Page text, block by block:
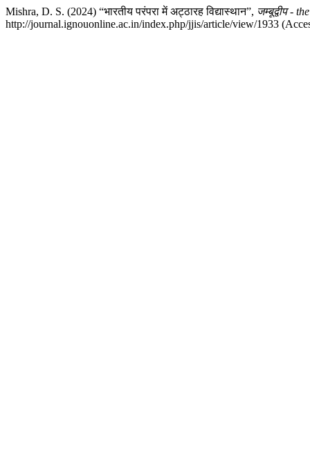
Mishra, D. S. (2024) “भारतीय परंपरा में अट्ठारह विद्यास्थान”, जम्बूद्वीप -
http://journal.ignouonline.ac.in/index.php/jjis/article/view/1933